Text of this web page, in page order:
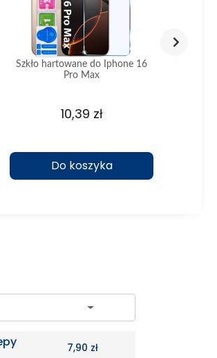
Szkło hartowane do Iphone 16
Pro Max
10,39 zł
Do koszyka
7,90 zł